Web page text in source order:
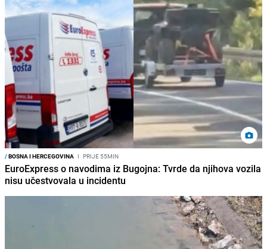
/BOSNA I HERCEGOVINA I PRIJE 55MIN
EuroExpress o navodima iz Bugojna: Tvrde da njihova vozila
nisu učestvovala u incidentu